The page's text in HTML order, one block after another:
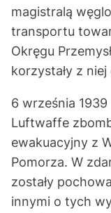
magistralą
transportu
Okręgu
korzystały z
6 września
Luftwaffe
ewakuacyjny z
Pomorza. W
zostały
innymi o tych